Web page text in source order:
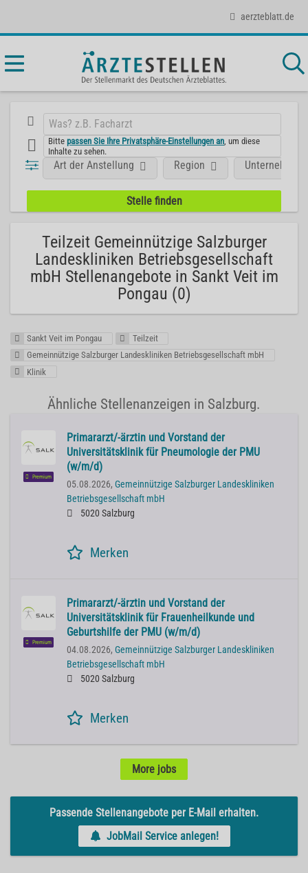
aerzteblatt.de
Bittepassen Sie Ihre Privatsphäre-Einstellungen an , um diese
Inhalte zu sehen.
Art der Anstellung Region Unternehmen
Teilzeit Gemeinnützige Salzburger
Landeskliniken Betriebsgesellschaft
mbH Stellenangebote in Sankt Veit im
Pongau (0)
Sankt Veit im Pongau
Teilzeit
Gemeinnützige Salzburger Landeskliniken Betriebsgesellschaft mbH
Klinik
Ähnliche Stellenanzeigen in Salzburg.
Premium
Primararzt/-ärztin und Vorstand der
Universitätsklinik für Pneumologie der PMU
(w/m/d)
05.08.2026, Gemeinnützige Salzburger Landeskliniken
Betriebsgesellschaft mbH
5020 Salzburg
Merken
Premium
Primararzt/-ärztin und Vorstand der
Universitätsklinik für Frauenheilkunde und
Geburtshilfe der PMU (w/m/d)
04.08.2026, Gemeinnützige Salzburger Landeskliniken
Betriebsgesellschaft mbH
5020 Salzburg
Merken
More jobs
Passende Stellenangebote per E-Mail erhalten.
JobMail Service anlegen!